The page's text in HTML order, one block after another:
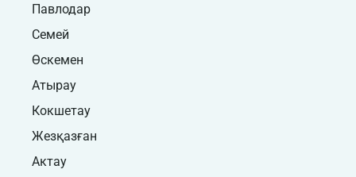
Павлодар
Семей
Өскемен
Атырау
Кокшетау
Жезқазған
Актау